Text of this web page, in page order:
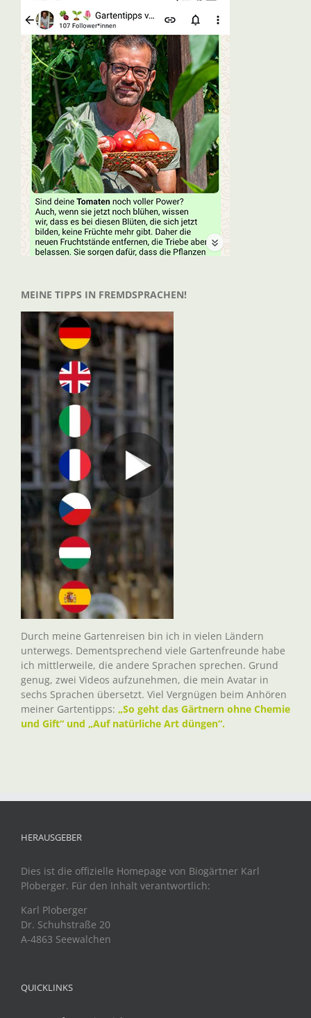
MEINE TIPPS IN FREMDSPRACHEN!
Durch meine Gartenreisen bin ich in vielen Ländern
unterwegs. Dementsprechend viele Gartenfreunde habe
ich mittlerweile, die andere Sprachen sprechen. Grund
genug, zwei Videos aufzunehmen, die mein Avatar in
sechs Sprachen übersetzt. Viel Vergnügen beim Anhören
meiner Gartentipps: „So geht das Gärtnern ohne Chemie
und Gift“ und „Auf natürliche Art düngen“.
HERAUSGEBER
Dies ist die offizielle Homepage von Biogärtner Karl
Ploberger. Für den Inhalt verantwortlich:
Karl Ploberger
Dr. Schuhstraße 20
A-4863 Seewalchen
QUICKLINKS